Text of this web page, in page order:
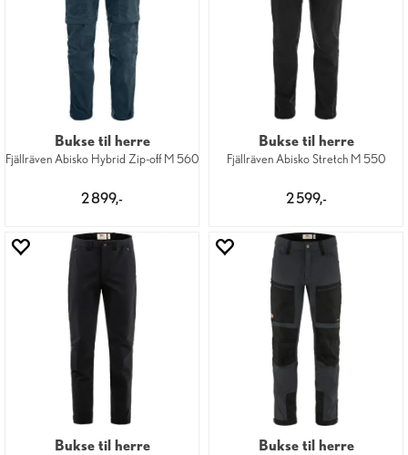
Bukse til herre
Fjällräven Abisko Hybrid Zip-off M 560
2 899,-
Bukse til herre
Fjällräven Abisko Stretch M 550
2 599,-
Bukse til herre Bukse til herre